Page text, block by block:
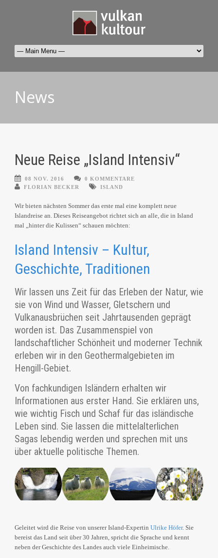
News
Neue Reise „Island Intensiv“
08 NOV. 2016
0 KOMMENTARE
FLORIAN BECKER
ISLAND
Wir bieten nächsten Sommer das erste mal eine komplett neue
Islandreise an. Dieses Reiseangebot richtet sich an alle, die in Island
mal „hinter die Kulissen“ schauen möchten:
Island Intensiv – Kultur,
Geschichte, Traditionen
Wir lassen uns Zeit für das Erleben der Natur, wie
sie von Wind und Wasser, Gletschern und
Vulkanausbrüchen seit Jahrtausenden geprägt
worden ist. Das Zusammenspiel von
landschaftlicher Schönheit und moderner Technik
erleben wir in den Geothermalgebieten im
Hengill-Gebiet.
Von fachkundigen Isländern erhalten wir
Informationen aus erster Hand. Sie erklären uns,
wie wichtig Fisch und Schaf für das isländische
Leben sind. Sie lassen die mittelalterlichen
Sagas lebendig werden und sprechen mit uns
über aktuelle politische Themen.
Geleitet wird die Reise von unserer Island-Expertin Ulrike Höfer. Sie
bereist das Land seit über 30 Jahren, spricht die Sprache und kennt
neben der Geschichte des Landes auch viele Einheimische.